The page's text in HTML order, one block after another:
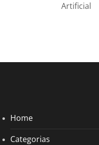
Artificial
Home
Categorias